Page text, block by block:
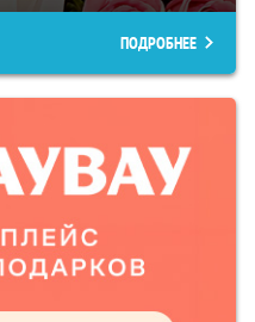
ПОДРОБНЕЕ